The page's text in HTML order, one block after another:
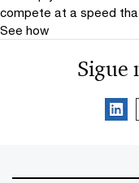
compete at a speed
See how
Sigue